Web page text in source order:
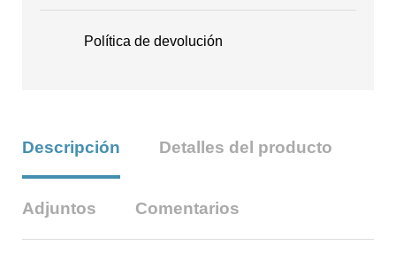
Política de devolución
Descripción Detalles del producto
Adjuntos Comentarios